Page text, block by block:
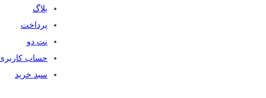
بلاگ
پرداخت
نت دو
حساب
سبد خرید